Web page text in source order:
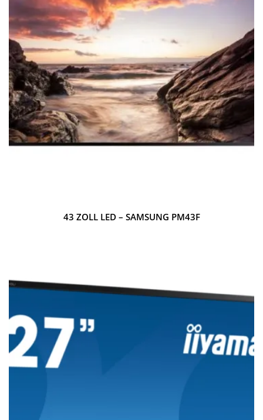
43 ZOLL LED – SAMSUNG PM43F